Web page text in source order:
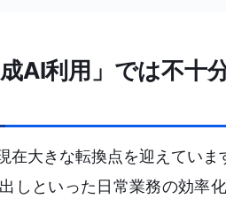
AI利用」では不十
在大きな転換点を迎えてい
しといった日常業務の効率